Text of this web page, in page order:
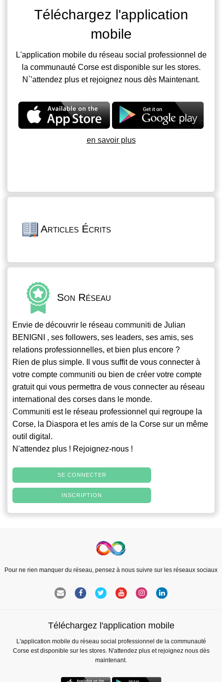
Téléchargez l'application
mobile
L'application mobile du réseau social professionnel de
la communauté Corse est disponible sur les stores.
N`'attendez plus et rejoignez nous dès Maintenant.
en savoir plus
Articles Écrits
Son Réseau
Envie de découvrir le réseau communiti de Julian
BENIGNI , ses followers, ses leaders, ses amis, ses
relations professionnelles, et bien plus encore ?
Rien de plus simple. Il vous suffit de vous connecter à
votre compte communiti ou bien de créer votre compte
gratuit qui vous permettra de vous connecter au réseau
international des corses dans le monde.
Communiti est le réseau professionnel qui regroupe la
Corse, la Diaspora et les amis de la Corse sur un même
outil digital.
N'attendez plus ! Rejoignez-nous !
SE CONNECTER
INSCRIPTION
Pour ne rien manquer du réseau, pensez à nous suivre sur les réseaux sociaux
Téléchargez l'application mobile
L'application mobile du réseau social professionnel de la communauté
Corse est disponible sur les stores. N'attendez plus et rejoignez nous dès
maintenant.